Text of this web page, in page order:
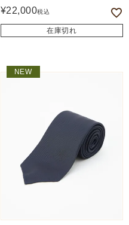
¥22,000税込
在庫切れ
NEW